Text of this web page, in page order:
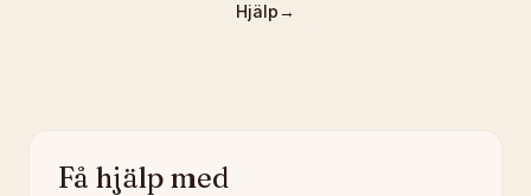
Hjälp→
Få hjälp med